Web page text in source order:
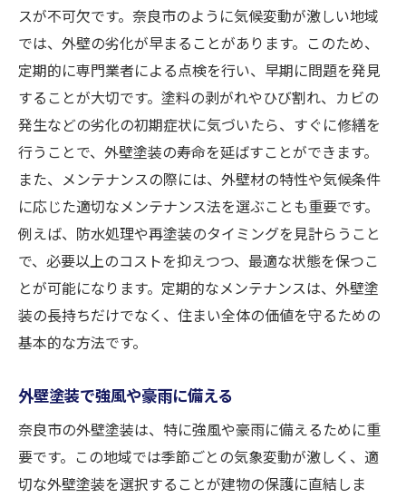
スが不可欠です。奈良市のように気候変動が激しい地域
では、外壁の劣化が早まることがあります。このため、
定期的に専門業者による点検を行い、早期に問題を発見
することが大切です。塗料の剥がれやひび割れ、カビの
発生などの劣化の初期症状に気づいたら、すぐに修繕を
行うことで、外壁塗装の寿命を延ばすことができます。
また、メンテナンスの際には、外壁材の特性や気候条件
に応じた適切なメンテナンス法を選ぶことも重要です。
例えば、防水処理や再塗装のタイミングを見計らうこと
で、必要以上のコストを抑えつつ、最適な状態を保つこ
とが可能になります。定期的なメンテナンスは、外壁塗
装の長持ちだけでなく、住まい全体の価値を守るための
基本的な方法です。
外壁塗装で強風や豪雨に備える
奈良市の外壁塗装は、特に強風や豪雨に備えるために重
要です。この地域では季節ごとの気象変動が激しく、適
切な外壁塗装を選択することが建物の保護に直結しま